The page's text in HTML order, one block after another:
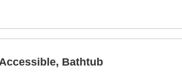
Bathtub